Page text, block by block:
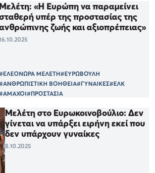
Μελέτη: «Η Ευρώπη να παραμείνει
υπέρ της προστασίας της
ζωής και αξιοπρέπειας»
ΜΕΛΕΤΗ#ΕΥΡΩΒΟΥΛΗ
ΒΟΗΘΕΙΑ#ΓΥΝΑΙΚΕΣ#ΕΛΚ
#ΠΡΟΣΤΑΣΙΑ
Μελέτη στο Ευρωκοινοβούλιο: Δεν
γίνεται να υπάρξει ειρήνη εκεί που
δεν υπάρχουν γυναίκες
8.10.2025